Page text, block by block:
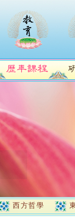
西方哲學